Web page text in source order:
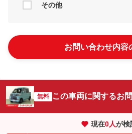
その他
お問い合わせ内容
無料 この車両に関するお
現在0人が検